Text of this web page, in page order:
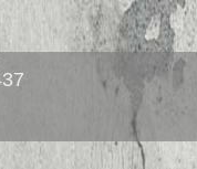
Wochen auch bei Sale-
Wochen auch bei Sale-